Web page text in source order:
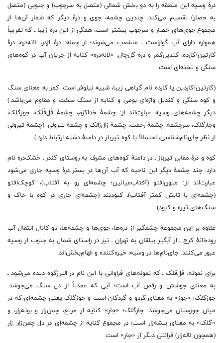
درهٔ وسیه این منطقه را به دو بخش شمالی (متصل به سرجوب) و جنوبی (متصل
به حصار) تقسیم می‌کند. چندین چشمه، جوی و درهٔ دیگر که شمار آن‌ها از
مجموع جوی‌های حصار و سرجوب بیشتر است، همگی از این درهٔ زیبا ـ که تقریباً
همواره دارای آب گواراست ـ منشعب می‌شوند؛ از جمله: درهٔ اژدر، لانه‌دره، درهٔ
کارتین/کارده، کندیل‌کمر و درهٔ گل‌چال. «لانه‌دره» کنایه از جریان آب در کوه‌های
سنگی و تخته‌ای است.
(کارتین/کاردین یا کارده نام گیاهی زیبا، شبیه نیلوفر است. کمر به معنای سنگ
و کوه سنگی و کندیل واژه‌ای بومی و کنایه از سنگ سخت و مقاوم می‌باشد.)
دیگر چشمه‌های وسیه عبارت‌اند از: چشمهٔ خداکِرَم، چشمهٔ قُل‌قُلَک، جوزگلک،
وجارگلک، سرچشمه، چشمهٔ رحمت، چشمهٔ زال‌زالک و چشمهٔ تیرولی. (چشمهٔ تیرولی
از نظر جای‌نام‌شناسی، احتمالاً با کوه تیرباز در دامنهٔ دشته ارتباط دارد.)
کوه و درهٔ مقابل تیرباز ـ در دامنهٔ کوه‌های مشرف به روستای کندر ـ خشک‌دره نام
دارد. چند چشمهٔ دیگر این ناحیه که آب آن‌ها در بستر درهٔ وسیه جاری می‌شود
عبارت‌اند از: میون‌اِفتو (آفتاب‌میانین؛ چشمه‌ای رو به آفتاب)، کوچک‌اِفتو
(چشمه‌ای با تابش کمتر آفتاب)، کبودبَند (چشمه‌ای جاری در کوه با خاک و
سنگ‌های تیره و کبود).
علاوه بر این مجموعهٔ چشمگیر از دره‌ها، جوی‌ها و چشمه‌ها، دو کانال انتقال آب
رودخانهٔ کرج ـ از آبگیر بیلقان به تهران ـ نیز در راستای شمال به جنوب از وسیه
عبور می‌کنند. جای‌نام‌ها در وسیه، خیره‌کننده و الهام‌بخش‌اند.
برای نمونه: قل‌قلک ـ که نمونه‌های فراوانی با این نام در البرزکوه دیده می‌شود ـ
به معنای جوشش و رقص آب است؛ آبی که عمدتاً از دل سنگ می‌جوشد.
جوزگلک؛ «جوز» به معنای گردو و گردکان است و جوزگلک یعنی چشمه‌ای که در
میان جوزستان می‌جوشد. جارگلک؛ «جار» کنایه از مرتع، چمن‌زار و بوته‌زار، و
«گلک» به معنای بیشه‌زار است؛ در مجموع کنایه از چشمه‌ای در دل چمن‌زار. زار
(همچون لاله‌زار) قرائتی دیگر از «جار» است.